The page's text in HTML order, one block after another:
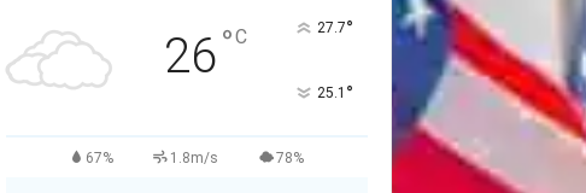
26°C 27.7°
25.1 °
67% 1.8m/s 78%